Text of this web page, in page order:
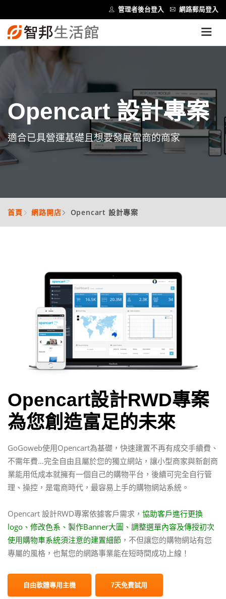
管理者後台登入 網路郵局登入
Opencart 設計專案
適合已具營運基礎且想要發展電商的商家
首頁 網路開店 Opencart 設計專案
Opencart設計RWD專案
為您創造富足的未來
GoGoweb使用Opencart為基礎，快速建置不再有成交手續費、
不需年費…完全自由且屬於您的獨立網站，讓小型商家與新創商
業能用低成本就擁有一個自己的購物平台，後續可完全自行管
理、操控，是電商時代，最容易上手的購物網站系統。
Opencart 設計RWD專案依據客戶需求， 協助客戶進行更換
logo、修改色系、製作Banner大圖、調整選單內容及傳授初次
使用購物車系統須注意的建置細節 ，不但讓您的購物網站有您
專屬的風格，也幫您的網路事業能在短時間成功上線！
自由軟體專用主機 7天免費試用